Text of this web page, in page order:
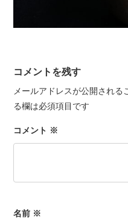
コメントを残す
メールアドレスが公開される
る欄は必須項目です
コメント ※
名前 ※